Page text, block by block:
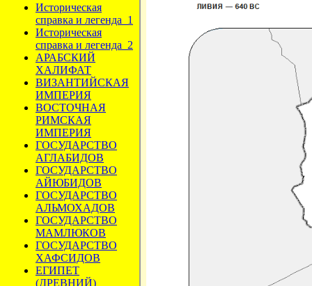
Историческая
справка и легенда_1
Историческая
справка и легенда_2
АРАБСКИЙ
ХАЛИФАТ
ВИЗАНТИЙСКАЯ
ИМПЕРИЯ
ВОСТОЧНАЯ
РИМСКАЯ
ИМПЕРИЯ
ГОСУДАРСТВО
АГЛАБИДОВ
ГОСУДАРСТВО
АЙЮБИДОВ
ГОСУДАРСТВО
АЛЬМОХАДОВ
ГОСУДАРСТВО
МАМЛЮКОВ
ГОСУДАРСТВО
ХАФСИДОВ
ЕГИПЕТ
(ДРЕВНИЙ)